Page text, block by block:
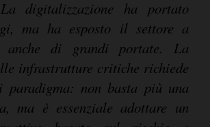
digitalizzazione ha portato
ma ha esposto il settore a
anche di grandi portate. La
infrastrutture critiche richiede
paradigma: non basta più una
ma è essenziale adottare un